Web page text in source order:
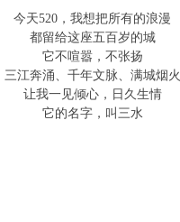
今天520，我想把所有的浪漫
都留给这座五百岁的城
它不喧嚣，不张扬
三江奔涌、千年文脉、满城烟火
让我一见倾心，日久生情
它的名字，叫三水